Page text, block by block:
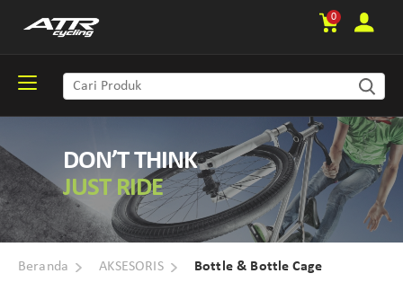
0
DON’T THINK
JUST RIDE
Beranda AKSESORIS Bottle & Bottle Cage